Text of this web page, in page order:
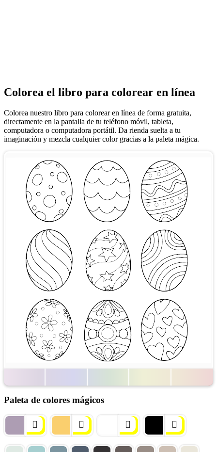
Colorea el libro para colorear en línea
Colorea nuestro libro para colorear en línea de forma gratuita,
directamente en la pantalla de tu teléfono móvil, tableta,
computadora o computadora portátil. Da rienda suelta a tu
imaginación y mezcla cualquier color gracias a la paleta mágica.
Paleta de colores mágicos